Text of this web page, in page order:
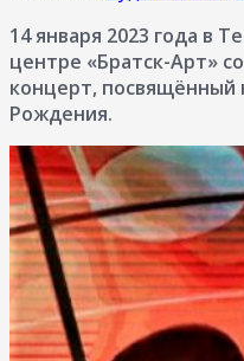
14 января 2023 года в
центре «Братск-Арт»
концерт,
Рождения.